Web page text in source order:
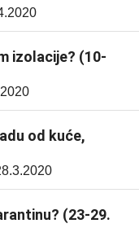
izolacije? (10-
od kuće,
(23-29.